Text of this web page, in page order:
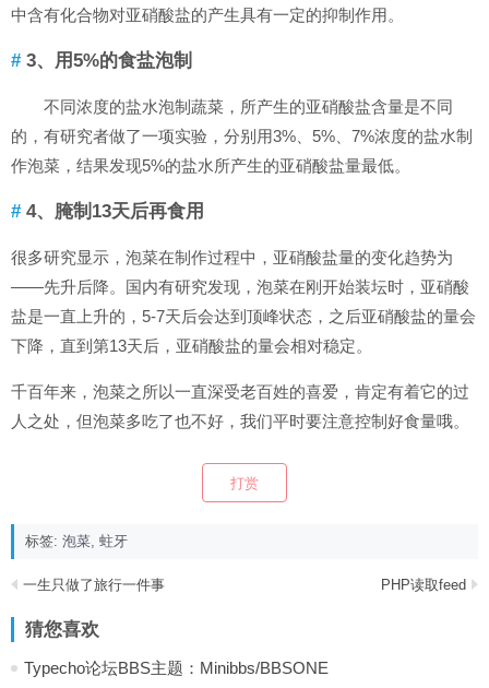
中含有化合物对亚硝酸盐的产生具有一定的抑制作用。
3、用5%的食盐泡制
不同浓度的盐水泡制蔬菜，所产生的亚硝酸盐含量是不同
的，有研究者做了一项实验，分别用3%、5%、7%浓度的盐水制
作泡菜，结果发现5%的盐水所产生的亚硝酸盐量最低。
4、腌制13天后再食用
很多研究显示，泡菜在制作过程中，亚硝酸盐量的变化趋势为
——先升后降。国内有研究发现，泡菜在刚开始装坛时，亚硝酸
盐是一直上升的，5-7天后会达到顶峰状态，之后亚硝酸盐的量会
下降，直到第13天后，亚硝酸盐的量会相对稳定。
千百年来，泡菜之所以一直深受老百姓的喜爱，肯定有着它的过
人之处，但泡菜多吃了也不好，我们平时要注意控制好食量哦。
打赏
标签:泡菜,蛀牙
一生只做了旅行一件事 PHP读取feed
猜您喜欢
Typecho论坛BBS主题：Minibbs/BBSONE